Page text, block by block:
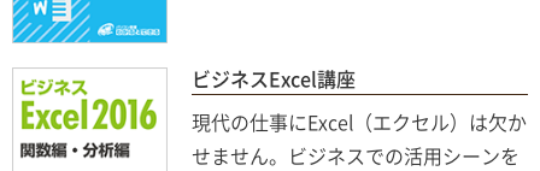
ビジネスExcel講座
現代の仕事にExcel（エクセル）は欠か
せません。ビジネスでの活用シーンを